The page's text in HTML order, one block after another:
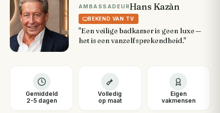
AMBASSADEURHans Kazàn
BEKEND VAN TV
"Een veilige badkamer is geen luxe —
het is een vanzelfsprekendheid."
Gemiddeld
2-5 dagen
Volledig
op maat
Eigen
vakmensen